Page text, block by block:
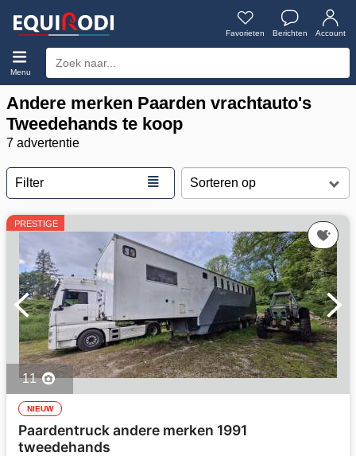
Favorieten Berichten Account
Menu
Andere merken Paarden vrachtauto's
Tweedehands te koop
7 advertentie
Filter ≣
PRESTIGE
11
NIEUW
Paardentruck andere merken 1991
tweedehands